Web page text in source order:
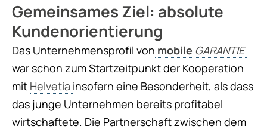
Gemeinsames Ziel: absolute
Kundenorientierung
Das Unternehmensprofil von mobile GARANTIE
war schon zum Startzeitpunkt der Kooperation
mit Helvetia insofern eine Besonderheit, als dass
das junge Unternehmen bereits profitabel
wirtschaftete. Die Partnerschaft zwischen dem